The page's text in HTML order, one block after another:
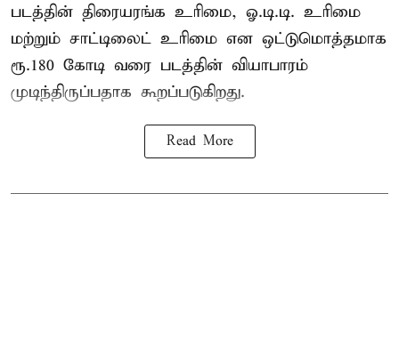
படத்தின் திரையரங்க உரிமை, ஓ.டி.டி. உரிமை
மற்றும் சாட்டிலைட் உரிமை என ஒட்டுமொத்தமாக
ரூ.180 கோடி வரை படத்தின் வியாபாரம்
முடிந்திருப்பதாக கூறப்படுகிறது.
Read More